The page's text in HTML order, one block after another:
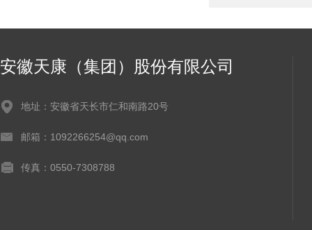
安徽天康（集团）股份有限公司
地址：安徽省天长市仁和南路20号
邮箱：1092266254@qq.com
传真：0550-7308788